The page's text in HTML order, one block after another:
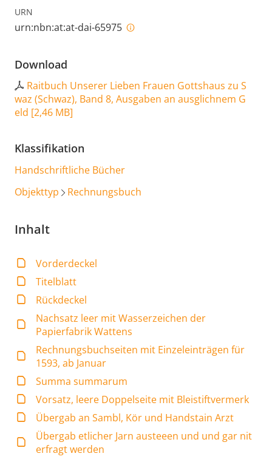
URN
urn:nbn:at:at-dai-65975
Download
Raitbuch Unserer Lieben Frauen Gottshaus zu S
waz (Schwaz), Band 8, Ausgaben an ausglichnem G
eld [2,46 MB]
Klassifikation
Handschriftliche Bücher
Objekttyp
Rechnungsbuch
Inhalt
Vorderdeckel
Titelblatt
Rückdeckel
Nachsatz leer mit Wasserzeichen der
Papierfabrik Wattens
Rechnungsbuchseiten mit Einzeleinträgen für
1593, ab Januar
Summa summarum
Vorsatz, leere Doppelseite mit Bleistiftvermerk
Übergab an Sambl, Kör und Handstain Arzt
Übergab etlicher Jarn austeeen und und gar nit
erfragt werden